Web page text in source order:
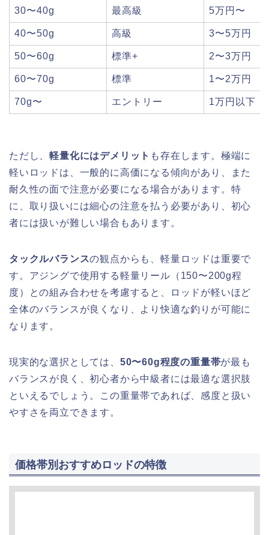
30〜40g 最高級 5万円〜
40〜50g 高級 3〜5万円
50〜60g 標準+ 2〜3万円
60〜70g 標準 1〜2万円
70g〜 エントリー 1万円以下
ただし、軽量化にはデメリット も存在します。極端に
軽いロッドは、一般的に高価になる傾向があり、また
耐久性の面で注意が必要になる場合があります。特
に、取り扱いには細心の注意を払う必要があり、初心
者には扱いが難しい場合もあります。
タックルバランスの観点からも、軽量ロッドは重要で
す。アジングで使用する軽量リール（150〜200g程
度）との組み合わせを考慮すると、ロッドが軽いほど
全体のバランスが良くなり、より快適な釣りが可能に
なります。
現実的な選択としては、 50〜60g程度の重量帯が最も
バランスが良く、初心者から中級者には最適な選択肢
といえるでしょう。この重量帯であれば、感度と扱い
やすさを両立できます。
価格帯別おすすめロッドの特徴